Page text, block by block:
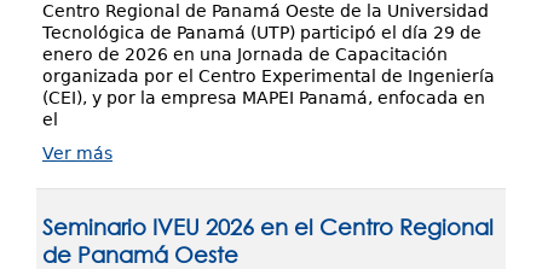
Centro Regional de Panamá Oeste de la Universidad
Tecnológica de Panamá (UTP) participó el día 29 de
enero de 2026 en una Jornada de Capacitación
organizada por el Centro Experimental de Ingeniería
(CEI), y por la empresa MAPEI Panamá, enfocada en
el
Ver más
Seminario IVEU 2026 en el Centro Regional
de Panamá Oeste